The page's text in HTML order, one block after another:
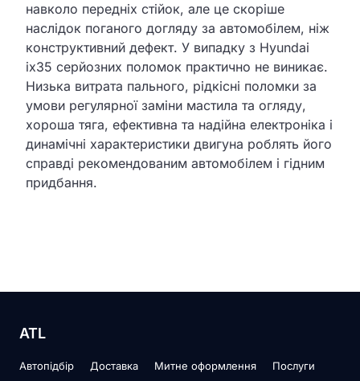
навколо передніх стійок, але це скоріше
наслідок поганого догляду за автомобілем, ніж
конструктивний дефект. У випадку з Hyundai
ix35 серйозних поломок практично не виникає.
Низька витрата пального, рідкісні поломки за
умови регулярної заміни мастила та огляду,
хороша тяга, ефективна та надійна електроніка і
динамічні характеристики двигуна роблять його
справді рекомендованим автомобілем і гідним
придбання.
ATL
Автопідбір Доставка Митне оформлення
Послуги